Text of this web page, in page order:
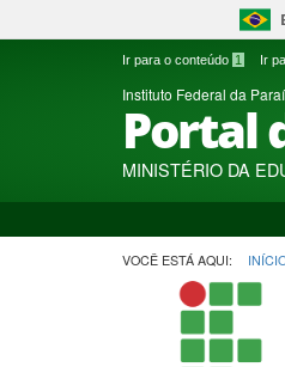
Ir para o conteúdo 1 Ir
Instituto Federal da
Portal
MINISTÉRIO DA
VOCÊ ESTÁ AQUI: